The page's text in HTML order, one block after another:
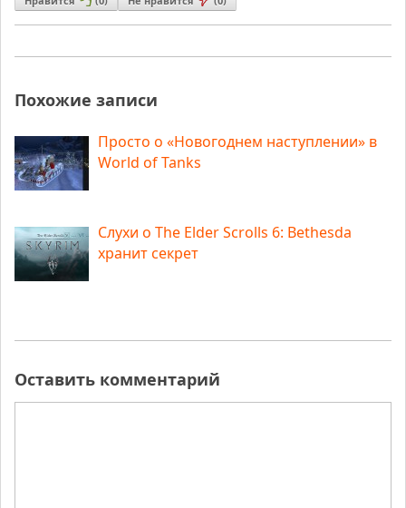
Похожие записи
Просто о «Новогоднем наступлении» в
World of Tanks
Слухи о The Elder Scrolls 6: Bethesda
хранит секрет
Оставить комментарий